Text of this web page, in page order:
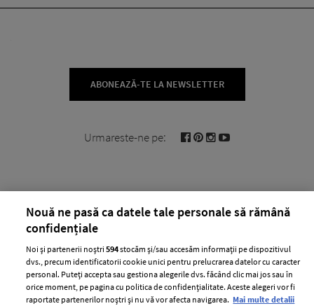
ABONEAZĂ-TE LA NEWSLETTER
Urmareste-ne pe:
Cele mai citite
BEAUTY BEAUTY TIPS
7 uleiuri care stimulează creșterea rapidă a
părului
Nouă ne pasă ca datele tale personale să rămână
confidențiale
Noi și partenerii noștri594stocăm și/sau accesăm informații pe dispozitivul
dvs., precum identificatorii cookie unici pentru prelucrarea datelor cu caracter
personal. Puteți accepta sau gestiona alegerile dvs. făcând clic mai jos sau în
orice moment, pe pagina cu politica de confidențialitate. Aceste alegeri vor fi
raportate partenerilor noștri și nu vă vor afecta navigarea. Mai multe detalii